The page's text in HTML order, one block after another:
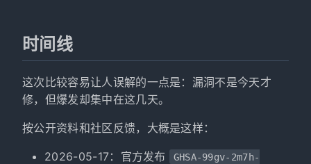
时间线
这次比较容易让人误解的一点是：漏洞不是今天才
修，但爆发却集中在这几天。
按公开资料和社区反馈，大概是这样：
2026-05-17：官方发布
GHSA-99gv-2m7h-